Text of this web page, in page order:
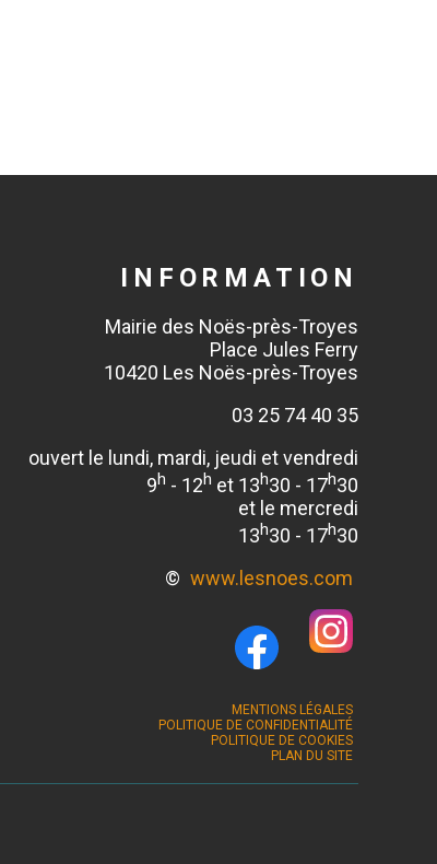
INFORMATION
Mairie des Noës-près-Troyes
Place Jules Ferry
10420 Les Noës-près-Troyes
03 25 74 40 35
ouvert le lundi, mardi, jeudi et vendredi
9h - 12h et 13h30 - 17h30
et le mercredi
13h30 - 17h30
© www.lesnoes.com
MENTIONS LÉGALES
POLITIQUE DE CONFIDENTIALITÉ
POLITIQUE DE COOKIES
PLAN DU SITE